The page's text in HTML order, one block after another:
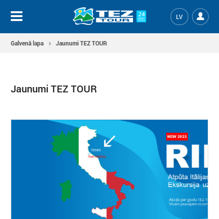
LV
Galvenā lapa Jaunumi TEZ TOUR
Jaunumi TEZ TOUR